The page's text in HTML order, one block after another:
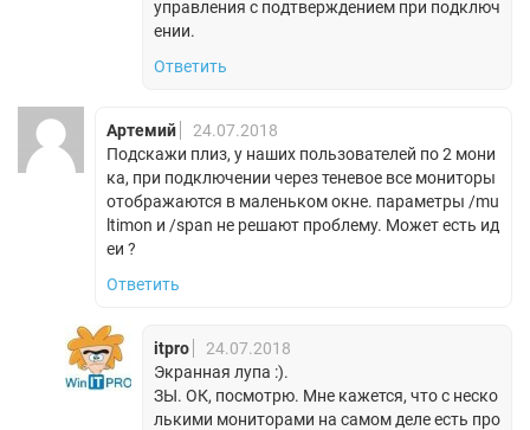
управления с подтверждением при подключ
ении.
Ответить
Артемий
24.07.2018
Подскажи плиз, у наших пользователей по 2 мони
ка, при подключении через теневое все мониторы
отображаются в маленьком окне. параметры /mu
ltimon и /span не решают проблему. Может есть ид
еи ?
Ответить
itpro
24.07.2018
Экранная лупа :).
ЗЫ. ОК, посмотрю. Мне кажется, что с неско
лькими мониторами на самом деле есть про